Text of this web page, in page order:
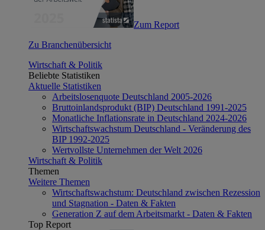
Zum Report
Zu Branchenübersicht
Wirtschaft & Politik
Beliebte Statistiken
Aktuelle Statistiken
Arbeitslosenquote Deutschland 2005-2026
Bruttoinlandsprodukt (BIP) Deutschland 1991-2025
Monatliche Inflationsrate in Deutschland 2024-2026
Wirtschaftswachstum Deutschland - Veränderung des
BIP 1992-2025
Wertvollste Unternehmen der Welt 2026
Wirtschaft & Politik
Themen
Weitere Themen
Wirtschaftswachstum: Deutschland zwischen Rezession
und Stagnation - Daten & Fakten
Generation Z auf dem Arbeitsmarkt - Daten & Fakten
Top Report